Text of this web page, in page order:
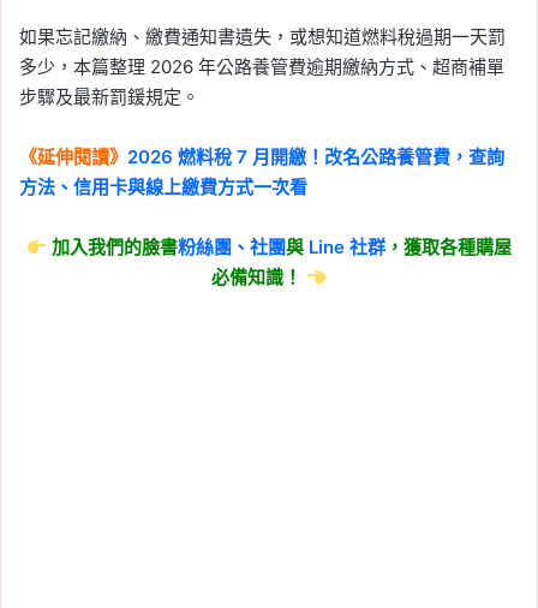
如果忘記繳納、繳費通知書遺失，或想知道燃料稅過期一天罰
多少，本篇整理 2026 年公路養管費逾期繳納方式、超商補單
步驟及最新罰鍰規定。
《延伸閱讀》 2026 燃料稅 7 月開繳！改名公路養管費，查詢
方法、信用卡與線上繳費方式一次看
加入我們的臉書粉絲團、社團與 Line社群 ，獲取各種購屋
必備知識！